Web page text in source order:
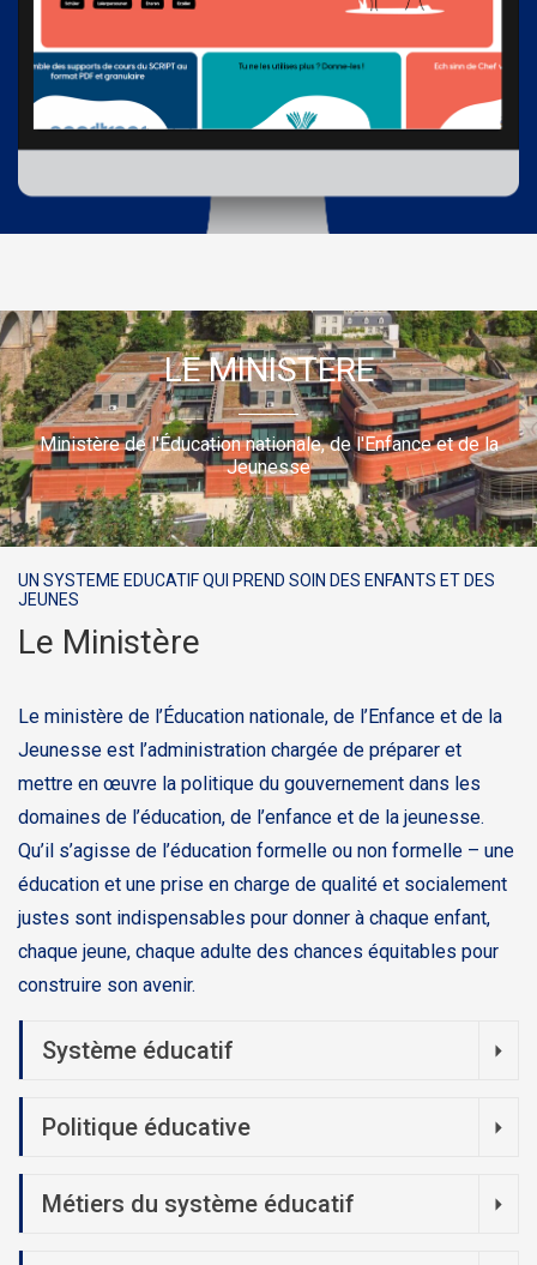
UN SYSTEME EDUCATIF QUI PREND SOIN DES ENFANTS ET DES
JEUNES
Le Ministère
Le ministère de l’Éducation nationale, de l’Enfance et de la
Jeunesse est l’administration chargée de préparer et
mettre en œuvre la politique du gouvernement dans les
domaines de l’éducation, de l’enfance et de la jeunesse.
Qu’il s’agisse de l’éducation formelle ou non formelle – une
éducation et une prise en charge de qualité et socialement
justes sont indispensables pour donner à chaque enfant,
chaque jeune, chaque adulte des chances équitables pour
construire son avenir.
Système éducatif
Politique éducative
Métiers du système éducatif
LE MINISTERE
Ministère de l'Éducation nationale, de l'Enfance et de la
Jeunesse